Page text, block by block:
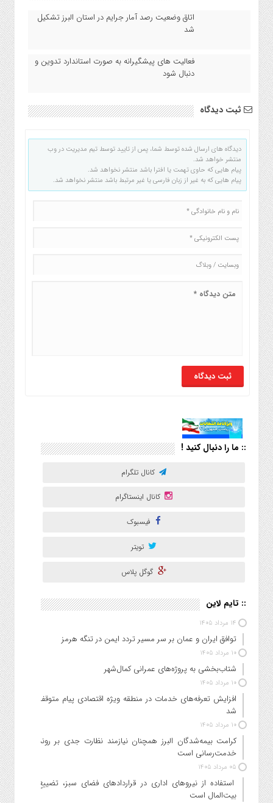
اتاق وضعیت رصد آمار جرایم در استان البرز تشکیل
شد
فعالیت های پیشگیرانه به صورت استاندارد تدوین و
دنبال شود
ثبت دیدگاه
دیدگاه های ارسال شده توسط شما، پس از تایید توسط تیم مدیریت در وب
منتشر خواهد شد.
پیام هایی که حاوی تهمت یا افترا باشد منتشر نخواهد شد.
پیام هایی که به غیر از زبان فارسی یا غیر مرتبط باشد منتشر نخواهد شد.
:: ما را دنبال کنید !
کانال تلگرام
کانال اینستاگرام
فیسبوک
تویتر
گوگل پلاس
:: تایم لاین
۱۴ مرداد ۱۴۰۵
توافق ایران و عمان بر سر مسیر تردد ایمن در تنگه هرمز
۱۰ مرداد ۱۴۰۵
شتاب‌بخشی به پروژه‌های عمرانی کمال‌شهر
۱۰ مرداد ۱۴۰۵
افزایش تعرفه‌های خدمات در منطقه ویژه اقتصادی پیام متوقف
شد
۱۰ مرداد ۱۴۰۵
کرامت بیمه‌شدگان البرز همچنان نیازمند نظارت جدی بر روند
خدمت‌رسانی است
۰۵ مرداد ۱۴۰۵
استفاده از نیروهای اداری در قراردادهای فضای سبز، تضییع
بیت‌المال است